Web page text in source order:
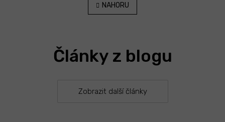
l
á
í
p
k
n
k
í
NAHORU
Články z blogu
Zobrazit další články